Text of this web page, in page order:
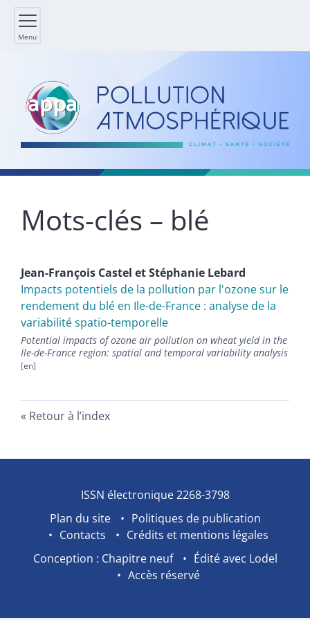
Menu
Mots-clés – blé
Jean-François Castel etStéphanie Lebard
Impacts potentiels de la pollution par l'ozone sur le
rendement du blé en Ile-de-France : analyse de la
variabilité spatio-temporelle
Potential impacts of ozone air pollution on wheat yield in the
Ile-de-France region: spatial and temporal variability analysis
Retour à l’index
ISSN électronique 2268-3798
Plan du site
Politiques de publication
Contacts
Crédits et mentions légales
Conception : Chapitre neuf
Édité avec Lodel
Accès réservé